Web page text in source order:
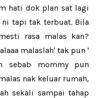
hati dok plan sat lagi
tapi tak terbuat. Bila
rasa malas kan?
malaslah' tak pun '
sebab mommy pun
nak keluar rumah,
sekali sampai tahap